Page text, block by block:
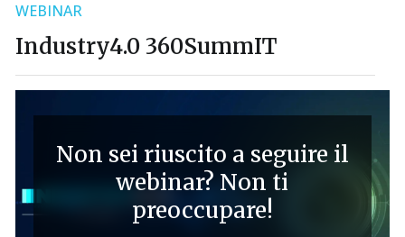
WEBINAR
Industry4.0 360SummIT
Non sei riuscito a seguire il
webinar? Non ti
preoccupare!